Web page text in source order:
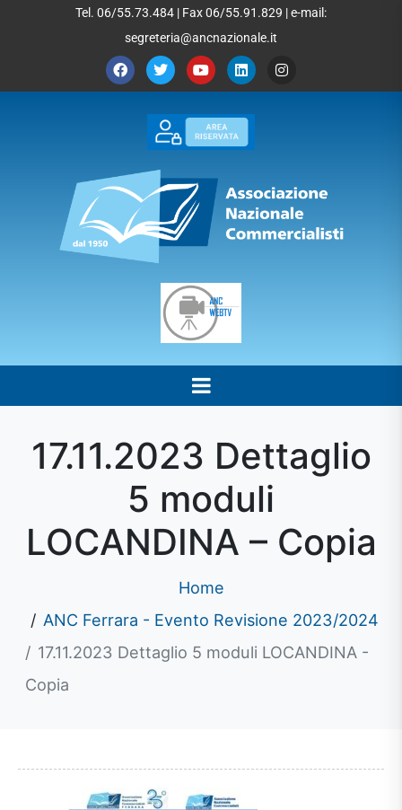
Tel. 06/55.73.484 | Fax 06/55.91.829 | e-mail:
segreteria@ancnazionale.it
17.11.2023 Dettaglio
5 moduli
LOCANDINA – Copia
Home
ANC Ferrara - Evento Revisione 2023/2024
17.11.2023 Dettaglio 5 moduli LOCANDINA -
Copia